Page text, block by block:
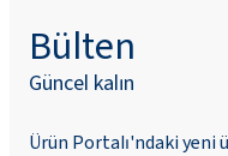
Bülten
Güncel kalın
Ürün Portalı'ndaki yeni